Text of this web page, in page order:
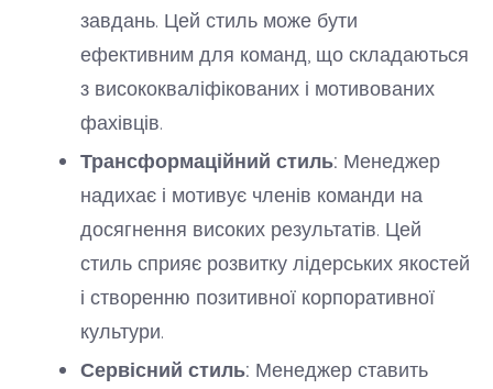
завдань. Цей стиль може бути
ефективним для команд, що складаються
з висококваліфікованих і мотивованих
фахівців.
Трансформаційний стиль: Менеджер
надихає і мотивує членів команди на
досягнення високих результатів. Цей
стиль сприяє розвитку лідерських якостей
і створенню позитивної корпоративної
культури.
Сервісний стиль: Менеджер ставить